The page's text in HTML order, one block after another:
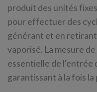
produit des unités
pour effectuer des
générant et en
vaporisé. La mesure
essentielle de l'entrée
garantissant à la fois